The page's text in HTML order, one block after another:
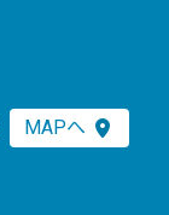
MAPへ